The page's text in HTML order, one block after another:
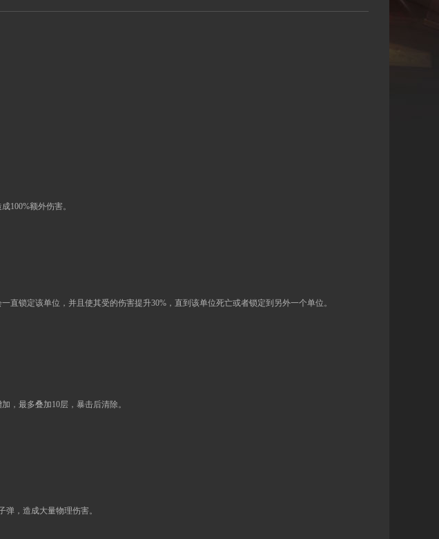
成100%额外伤害。
直锁定该单位，并且使其受的伤害提升30% ，直到该单位死亡或者锁定到另外一个单位。
，最多叠加10层，暴击后清除。
弹，造成大量物理伤害。